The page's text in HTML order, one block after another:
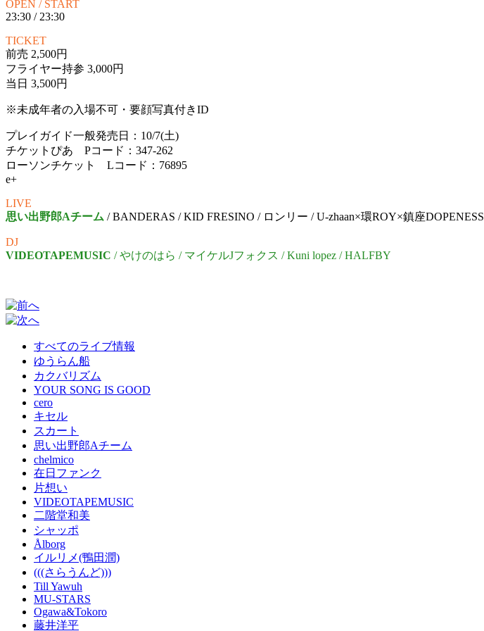
OPEN / START
23:30 / 23:30
TICKET
前売 2,500円
フライヤー持参 3,000円
当日 3,500円
※未成年者の入場不可・要顔写真付きID
プレイガイド一般発売日：10/7(土)
チケットぴあ Pコード：347-262
ローソンチケット Lコード：76895
e+
LIVE
思い出野郎Aチーム / BANDERAS / KID FRESINO / ロンリー / U-zhaan×環ROY×鎮座DOPENESS
DJ
VIDEOTAPEMUSIC / やけのはら / マイケルJフォクス / Kuni lopez / HALFBY
すべてのライブ情報
ゆうらん船
カクバリズム
YOUR SONG IS GOOD
cero
キセル
スカート
思い出野郎Aチーム
chelmico
在日ファンク
片想い
VIDEOTAPEMUSIC
二階堂和美
シャッポ
Ålborg
イルリメ(鴨田潤)
(((さらうんど)))
Till Yawuh
MU-STARS
Ogawa&Tokoro
藤井洋平